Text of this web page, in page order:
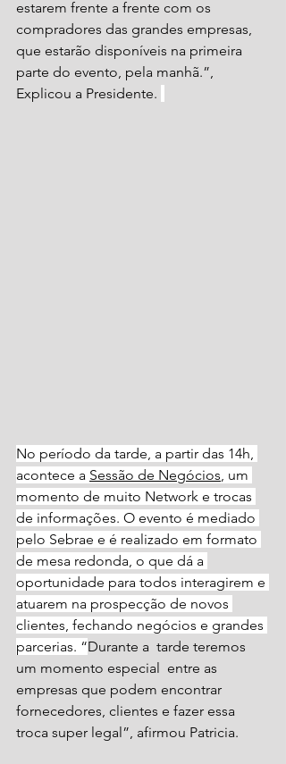
estarem frente a frente com os
compradores das grandes empresas,
que estarão disponíveis na primeira
parte do evento, pela manhã.”,
Explicou a Presidente.
No período da tarde, a partir das 14h,
acontece a Sessão de Negócios , um
momento de muito Network e trocas
de informações. O evento é mediado
pelo Sebrae e é realizado em formato
de mesa redonda, o que dá a
oportunidade para todos interagirem e
atuarem na prospecção de novos
clientes, fechando negócios e grandes
parcerias. “Durante a  tarde teremos
um momento especial  entre as
empresas que podem encontrar
fornecedores, clientes e fazer essa
troca super legal”, afirmou Patricia.